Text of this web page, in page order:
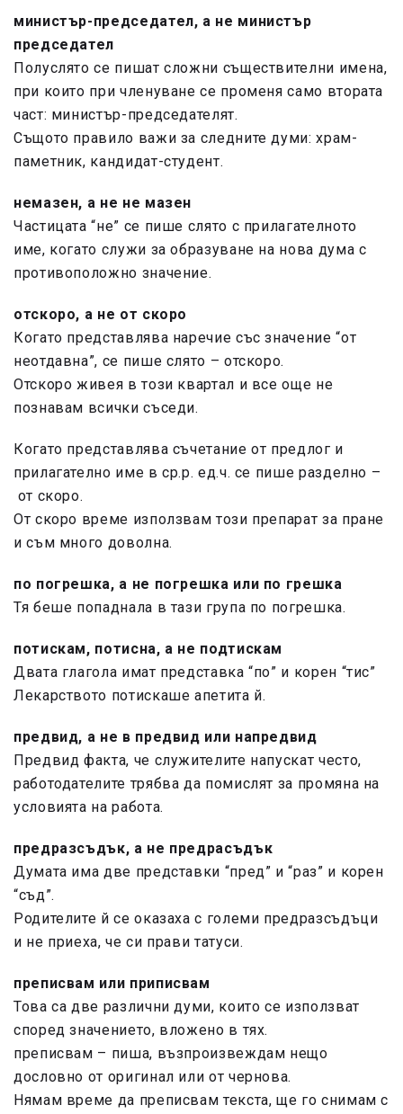
министър-председател, а не министър
председател
Полуслято се пишат сложни съществителни имена,
при които при членуване се променя само втората
част: министър-председателят.
Същото правило важи за следните думи:храм-
паметник, кандидат-студент.
немазен, а не не мазен
Частицата “не” се пише слято с прилагателното
име, когато служи за образуване на нова дума с
противоположно значение.
отскоро, а не от скоро
Когато представлява наречие със значение “от
неотдавна”, се пише слято – отскоро.
Отскоро живея в този квартал и все още не
познавам всички съседи.
Когато представлява съчетание от предлог и
прилагателно име в ср.р. ед.ч. се пише разделно –
от скоро.
От скоро време използвам този препарат за пране
и съм много доволна.
по погрешка, а не погрешка или по грешка
Тя беше попаднала в тази група по погрешка.
потискам, потисна, а не подтискам
Двата глагола имат представка “по” и корен “тис”
Лекарството потискаше апетита й.
предвид, а не в предвид или напредвид
Предвид факта, че служителите напускат често,
работодателите трябва да помислят за промяна на
условията на работа.
предразсъдък, а не предрасъдък
Думата има две представки “пред” и “раз” и корен
“съд”.
Родителите й се оказаха с големи предразсъдъци
и не приеха, че си прави татуси.
преписвам или приписвам
Това са две различни думи, които се използват
според значението, вложено в тях.
преписвам – пиша, възпроизвеждам нещо
дословно от оригинал или от чернова.
Нямам време да преписвам текста, ще го снимам с